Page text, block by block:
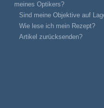
meines Optikers?
Sind meine Objektive auf
Wie lese ich mein Rezept?
Artikel zurücksenden?